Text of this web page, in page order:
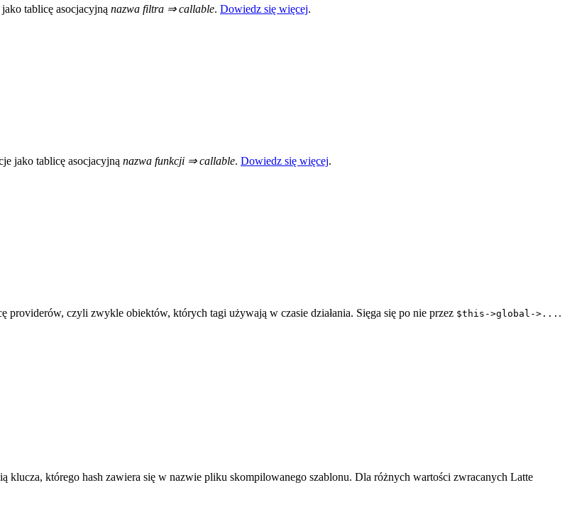
tablicę asocjacyjną nazwa filtra ⇒ callable. Dowiedz się więcej.
jako tablicę asocjacyjną nazwa funkcji ⇒ callable. Dowiedz się więcej.
providerów, czyli zwykle obiektów, których tagi używają w czasie działania. Sięga się po nie przez $this->global->... .
klucza, którego hash zawiera się w nazwie pliku skompilowanego szablonu. Dla różnych wartości zwracanych Latte